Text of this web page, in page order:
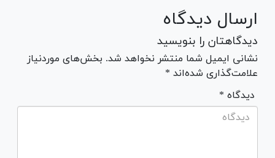
ارسال دیدگاه
دیدگاهتان را بنویسید
نشانی ایمیل شما منتشر نخواهد شد. بخش‌های موردنیاز
علامت‌گذاری شده‌اند *
* دیدگاه